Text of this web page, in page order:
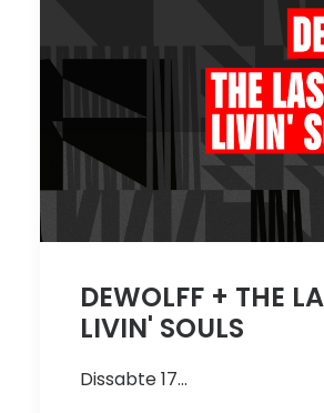
DEWOLFF + THE
LIVIN' SOULS
Dissabte 17…